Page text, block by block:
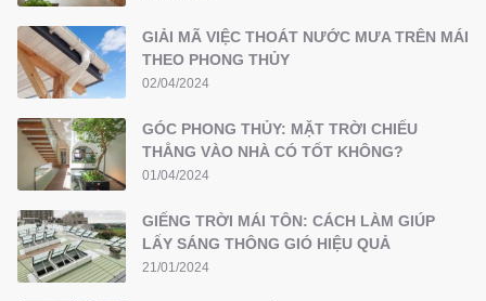
GIẢI MÃ VIỆC THOÁT NƯỚC MƯA TRÊN MÁI
THEO PHONG THỦY
02/04/2024
GÓC PHONG THỦY: MẶT TRỜI CHIẾU
THẲNG VÀO NHÀ CÓ TỐT KHÔNG?
01/04/2024
GIẾNG TRỜI MÁI TÔN: CÁCH LÀM GIÚP
LẤY SÁNG THÔNG GIÓ HIỆU QUẢ
21/01/2024